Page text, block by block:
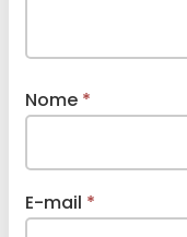
Nome *
E-mail *